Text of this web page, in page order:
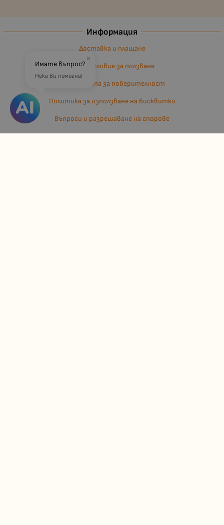
Информация
Доставка и плащане
Общи условия за ползване
Политиката за поверителност
Политика за използване на бисквитки
Въпроси и разрешаване на спорове
Вашите права
×
Имате въпрос?
Нека Ви помогна!